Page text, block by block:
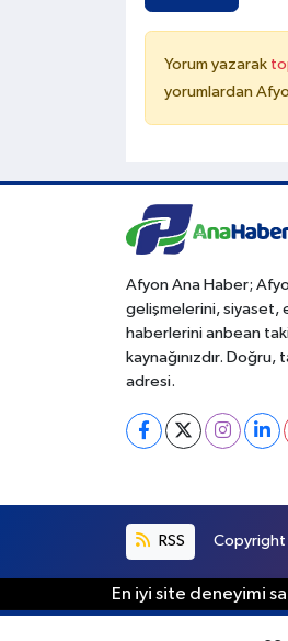
Yorum yazarak
yorumlardan
Afyon Ana Haber;
gelişmelerini, siyaset,
haberlerini anbean
kaynağınızdır. Doğru,
adresi.
RSS Copyright
En iyi site deneyimi